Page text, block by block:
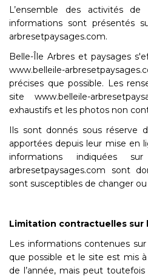
L’ensemble des activités
informations sont présentés
arbresetpaysages.com.
Belle-Île Arbres et paysages
www.belleile-
précises que possible. Les
site www.belleile-
exhaustifs et les photos non
Ils sont donnés sous réserve
apportées depuis leur mise en
informations indiquées
arbresetpaysages.com sont
sont susceptibles de changer ou
Limitation contractuelles sur
Les informations contenues
que possible et le site est mis
de l’année, mais peut